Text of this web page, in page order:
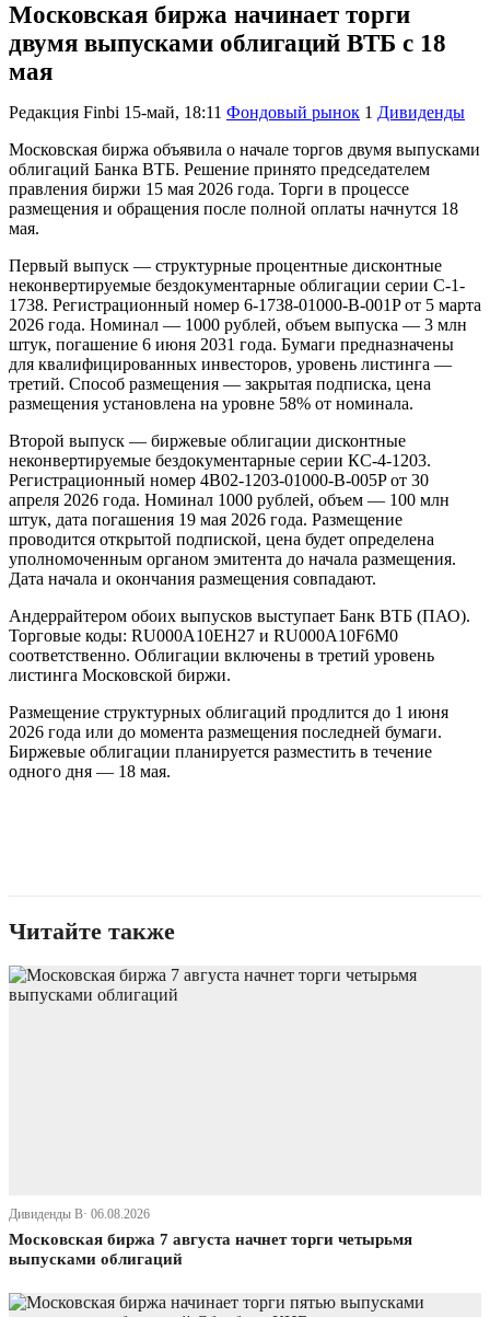
Московская биржа начинает торги
двумя выпусками облигаций ВТБ с 18
мая
Редакция Finbi 15-май, 18:11 Фондовый рынок 1 Дивиденды
Московская биржа объявила о начале торгов двумя выпусками
облигаций Банка ВТБ. Решение принято председателем
правления биржи 15 мая 2026 года. Торги в процессе
размещения и обращения после полной оплаты начнутся 18
мая.
Первый выпуск — структурные процентные дисконтные
неконвертируемые бездокументарные облигации серии С-1-
1738. Регистрационный номер 6-1738-01000-B-001P от 5 марта
2026 года. Номинал — 1000 рублей, объем выпуска — 3 млн
штук, погашение 6 июня 2031 года. Бумаги предназначены
для квалифицированных инвесторов, уровень листинга —
третий. Способ размещения — закрытая подписка, цена
размещения установлена на уровне 58% от номинала.
Второй выпуск — биржевые облигации дисконтные
неконвертируемые бездокументарные серии КС-4-1203.
Регистрационный номер 4B02-1203-01000-B-005P от 30
апреля 2026 года. Номинал 1000 рублей, объем — 100 млн
штук, дата погашения 19 мая 2026 года. Размещение
проводится открытой подпиской, цена будет определена
уполномоченным органом эмитента до начала размещения.
Дата начала и окончания размещения совпадают.
Андеррайтером обоих выпусков выступает Банк ВТБ (ПАО).
Торговые коды: RU000A10EH27 и RU000A10F6M0
соответственно. Облигации включены в третий уровень
листинга Московской биржи.
Размещение структурных облигаций продлится до 1 июня
2026 года или до момента размещения последней бумаги.
Биржевые облигации планируется разместить в течение
одного дня — 18 мая.
Читайте также
Дивиденды В· 06.08.2026
Московская биржа 7 августа начнет торги четырьмя
выпусками облигаций